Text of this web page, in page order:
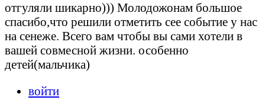
отгуляли шикарно))) Молодожонам большое
спасибо,что решили отметить сее событие у нас
на сенеже. Всего вам чтобы вы сами хотели в
вашей совмесной жизни. особенно
детей(мальчика)
войти